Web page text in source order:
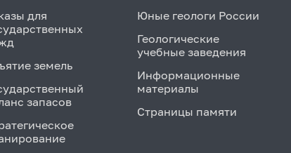
для
земель
запасов
Юные геологи России
Геологические
учебные заведения
Информационные
материалы
Страницы памяти